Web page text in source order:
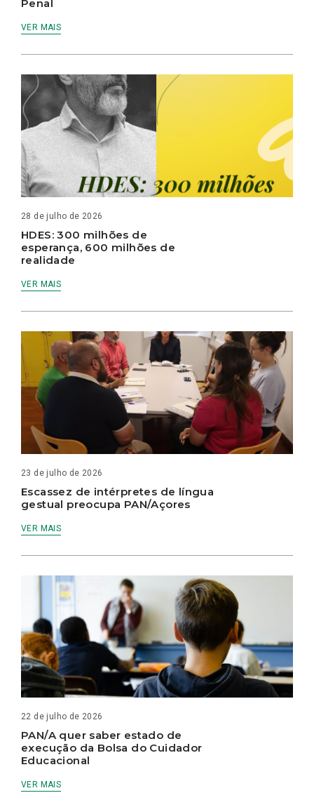
Penal
VER MAIS
28 de julho de 2026
HDES: 300 milhões de
esperança, 600 milhões de
realidade
VER MAIS
23 de julho de 2026
Escassez de intérpretes de língua
gestual preocupa PAN/Açores
VER MAIS
22 de julho de 2026
PAN/A quer saber estado de
execução da Bolsa do Cuidador
Educacional
VER MAIS